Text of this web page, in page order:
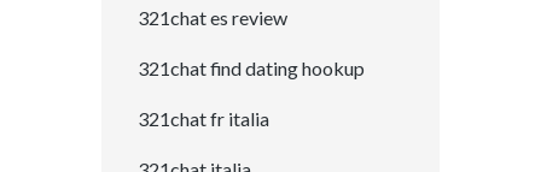
321chat es review
321chat find dating hookup
321chat fr italia